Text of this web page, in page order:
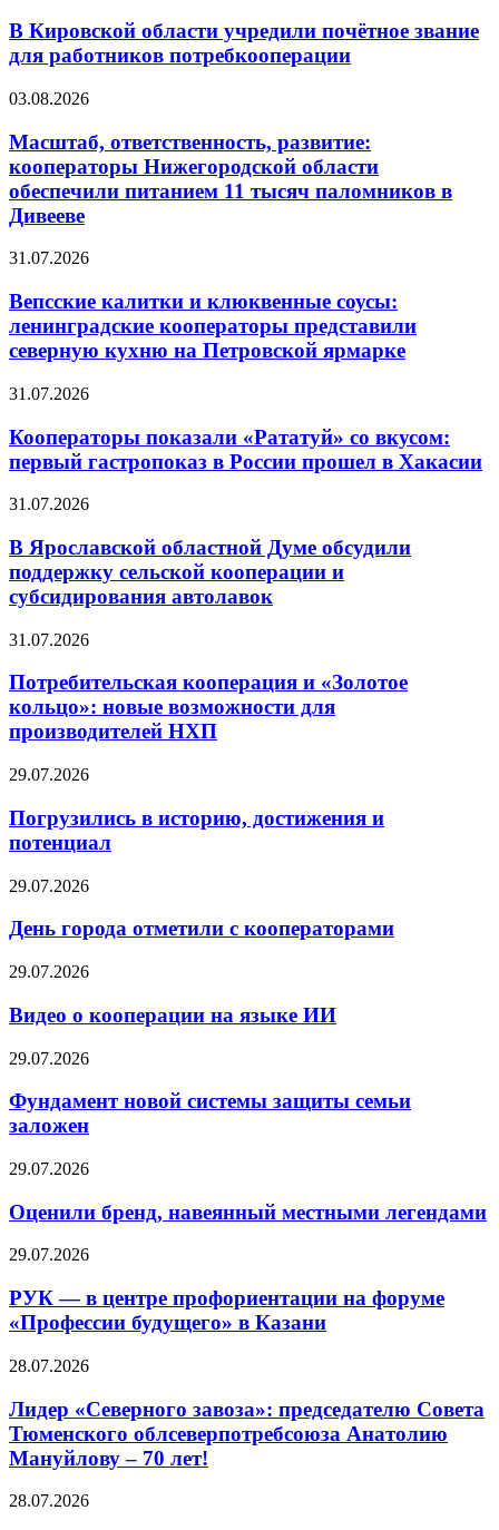
В Кировской области учредили почётное звание
для работников потребкооперации
03.08.2026
Масштаб, ответственность, развитие:
кооператоры Нижегородской области
обеспечили питанием 11 тысяч паломников в
Дивееве
31.07.2026
Вепсские калитки и клюквенные соусы:
ленинградские кооператоры представили
северную кухню на Петровской ярмарке
31.07.2026
Кооператоры показали «Рататуй» со вкусом:
первый гастропоказ в России прошел в Хакасии
31.07.2026
В Ярославской областной Думе обсудили
поддержку сельской кооперации и
субсидирования автолавок
31.07.2026
Потребительская кооперация и «Золотое
кольцо»: новые возможности для
производителей НХП
29.07.2026
Погрузились в историю, достижения и
потенциал
29.07.2026
День города отметили с кооператорами
29.07.2026
Видео о кооперации на языке ИИ
29.07.2026
Фундамент новой системы защиты семьи
заложен
29.07.2026
Оценили бренд, навеянный местными легендами
29.07.2026
РУК — в центре профориентации на форуме
«Профессии будущего» в Казани
28.07.2026
Лидер «Северного завоза»: председателю Совета
Тюменского облсеверпотребсоюза Анатолию
Мануйлову – 70 лет!
28.07.2026